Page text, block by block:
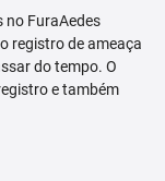
no FuraAedes
registro de ameaça
do tempo. O
e também